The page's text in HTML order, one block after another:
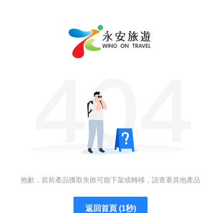
抱歉，當前產品獲取失敗可能下架或轉移，請查看其他產品
返回首頁 (1秒)